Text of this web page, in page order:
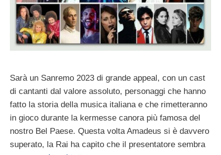
Sarà un Sanremo 2023 di grande appeal, con un cast
di cantanti dal valore assoluto, personaggi che hanno
fatto la storia della musica italiana e che rimetteranno
in gioco durante la kermesse canora più famosa del
nostro Bel Paese. Questa volta Amadeus si è davvero
superato, la Rai ha capito che il presentatore sembra